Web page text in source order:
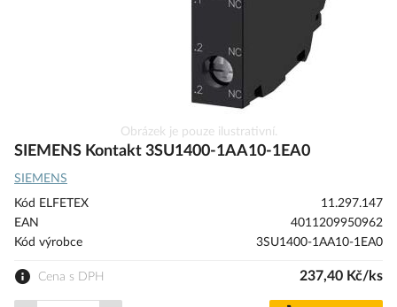
na
galerie
s
obrázky
Obrázek je pouze ilustrativní.
SIEMENS Kontakt 3SU1400-1AA10-1EA0
SIEMENS
Kód ELFETEX
11.297.147
EAN
4011209950962
Kód výrobce
3SU1400-1AA10-1EA0
Cena s DPH 237,40 Kč/ks